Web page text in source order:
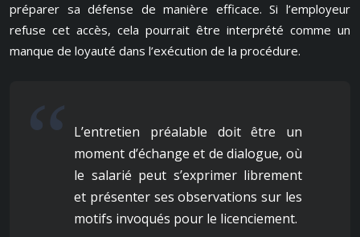
préparer sa défense de manière efficace. Si l’employeur
refuse cet accès, cela pourrait être interprété comme un
manque de loyauté dans l’exécution de la procédure.
L’entretien préalable doit être un
moment d’échange et de dialogue, où
le salarié peut s’exprimer librement
et présenter ses observations sur les
motifs invoqués pour le licenciement.